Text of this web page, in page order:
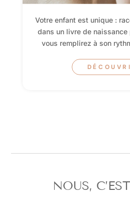
Votre enfant est unique :
dans un livre de
vous remplirez à son
NOUS,